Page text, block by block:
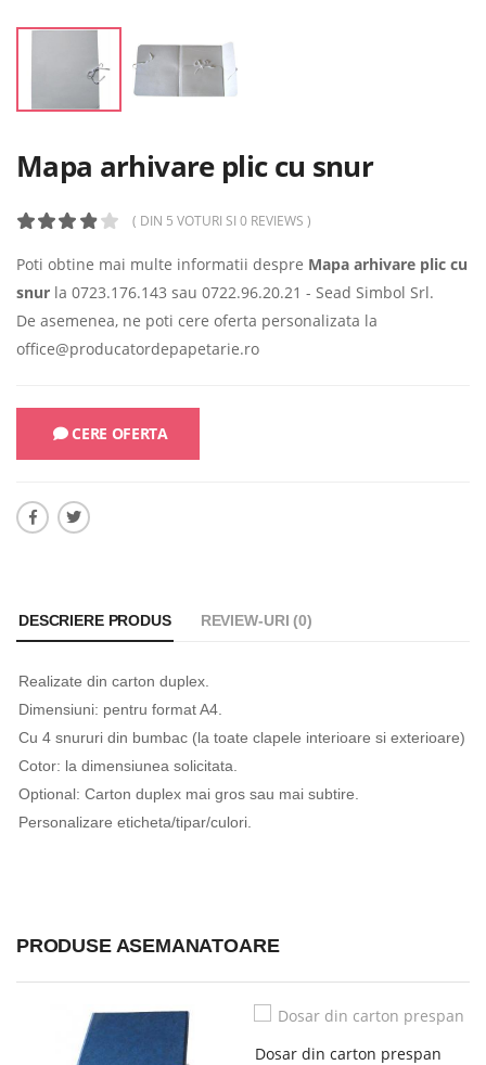
CAT TIMP SE PASTREAZA ACTELE UNEI FIRME
specifice. Spre exemplu,
peste 20 de acte ce trebuie
Mapa arhivare plic cu snur
( DIN 5 VOTURI SI 0 REVIEWS )
Poti obtine mai multe informatii despre Mapa arhivare plic cu
snur la 0723.176.143 sau 0722.96.20.21 - Sead Simbol Srl.
De asemenea, ne poti cere oferta personalizata la
office@producatordepapetarie.ro
CERE OFERTA
DESCRIERE PRODUS REVIEW-URI (0)
Realizate din carton duplex.
Dimensiuni: pentru format A4.
Cu 4 snururi din bumbac (la toate clapele interioare si exterioare)
Cotor: la dimensiunea solicitata.
Optional: Carton duplex mai gros sau mai subtire.
Personalizare eticheta/tipar/culori.
PRODUSE ASEMANATOARE
Dosar din carton prespan